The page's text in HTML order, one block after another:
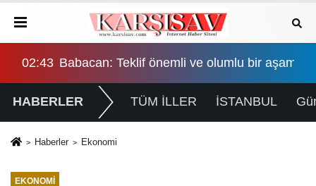
eşitlik yönünden eksiklikler giderilmeli
02:43 Babacan: Teklif önemli ve olumlu bir aşama,
HABERLER TÜM İLLER İSTANBUL
Haberler Ekonomi
EKONOMI